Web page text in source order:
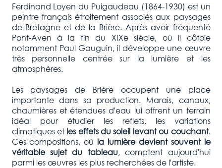
Ferdinand Loyen du Puigaudeau (1864-1930) est un
peintre français étroitement associés aux paysages
de Bretagne et de la Brière. Après avoir fréquenté
Pont-Aven à la fin du XIXe siècle, où il côtoie
notamment Paul Gauguin, il développe une œuvre
très personnelle centrée sur la lumière et les
atmosphères.
Les paysages de Brière occupent une place
importante dans sa production. Marais, canaux,
chaumières et étendues d'eau lui offrent un terrain
idéal pour étudier les reflets, les variations
climatiques et les effets du soleil levant ou couchant.
Ces compositions, où la lumière devient souvent le
véritable sujet du tableau, comptent aujourd'hui
parmi les œuvres les plus recherchées de l'artiste.